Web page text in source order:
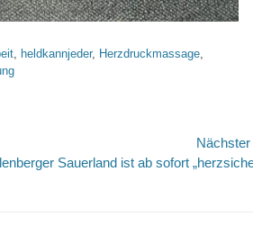
, heldkannjeder, Herzdruckmassage,
Sauerland ist ab sofort